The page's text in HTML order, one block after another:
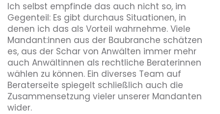
Ich selbst empfinde das auch nicht so, im
Gegenteil: Es gibt durchaus Situationen, in
denen ich das als Vorteil wahrnehme. Viele
Mandant:innen aus der Baubranche schätzen
es, aus der Schar von Anwälten immer mehr
auch Anwältinnen als rechtliche Beraterinnen
wählen zu können. Ein diverses Team auf
Beraterseite spiegelt schließlich auch die
Zusammensetzung vieler unserer Mandanten
wider.